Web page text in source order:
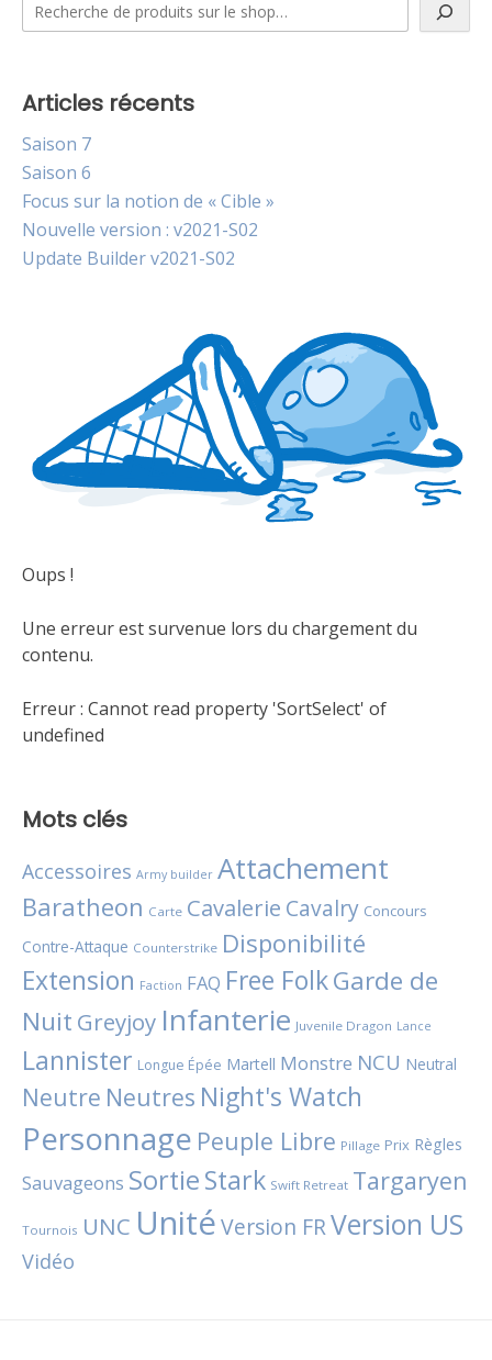
Articles récents
Saison 7
Saison 6
Focus sur la notion de « Cible »
Nouvelle version : v2021-S02
Update Builder v2021-S02
Oups !
Une erreur est survenue lors du chargement du
contenu.
Erreur : Cannot read property 'SortSelect' of
undefined
Mots clés
Accessoires Army builder Attachement
Baratheon Carte Cavalerie Cavalry Concours
Contre-Attaque Counterstrike Disponibilité
Extension Faction FAQ Free FolkGarde de
Nuit Greyjoy Infanterie Juvenile Dragon Lance
Lannister Longue Épée Martell Monstre NCU Neutral
Neutre Neutres Night's Watch
Personnage Peuple Libre Pillage Prix Règles
Sauvageons SortieStark Swift Retreat Targaryen
Tournois UNC UnitéVersion FRVersion US
Vidéo